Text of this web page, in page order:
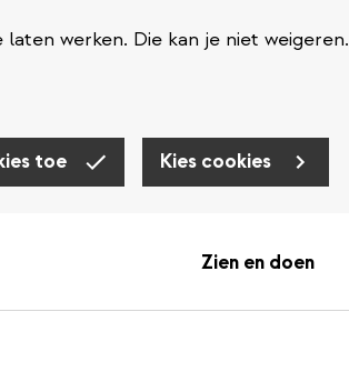
werken. Die kan je niet weigeren.
toe Kies cookies
Zien en doen